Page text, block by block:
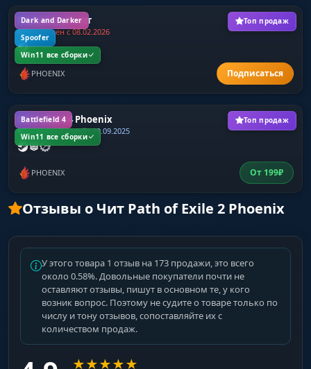
Dark and Darker
Spoofer
Win11 все сборки
Топ продаж
Приватный чит
Заморожен с 08.02.2026
PHOENIX
Battlefield 4
Win11 все сборки
Топ продаж
Battlefield 4 Phoenix
Последний апдейт 29.09.2025
PHOENIX От 199₽
Отзывы о Чит Path of Exile 2 Phoenix
У этого товара 1 отзыв на 173 продажи, это всего
около 0.58%. Довольные покупатели почти не
оставляют отзывы, пишут в основном те, у кого
возник вопрос. Поэтому не судите о товаре только по
числу и тону отзывов, сопоставляйте их с
количеством продаж.
★★★★★